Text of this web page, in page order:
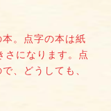
。点字の本は紙
さになります。点
、どうしても、